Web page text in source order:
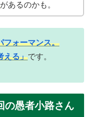
があるのかも。
フォーマンス。
える」です。
の愚者小路さん